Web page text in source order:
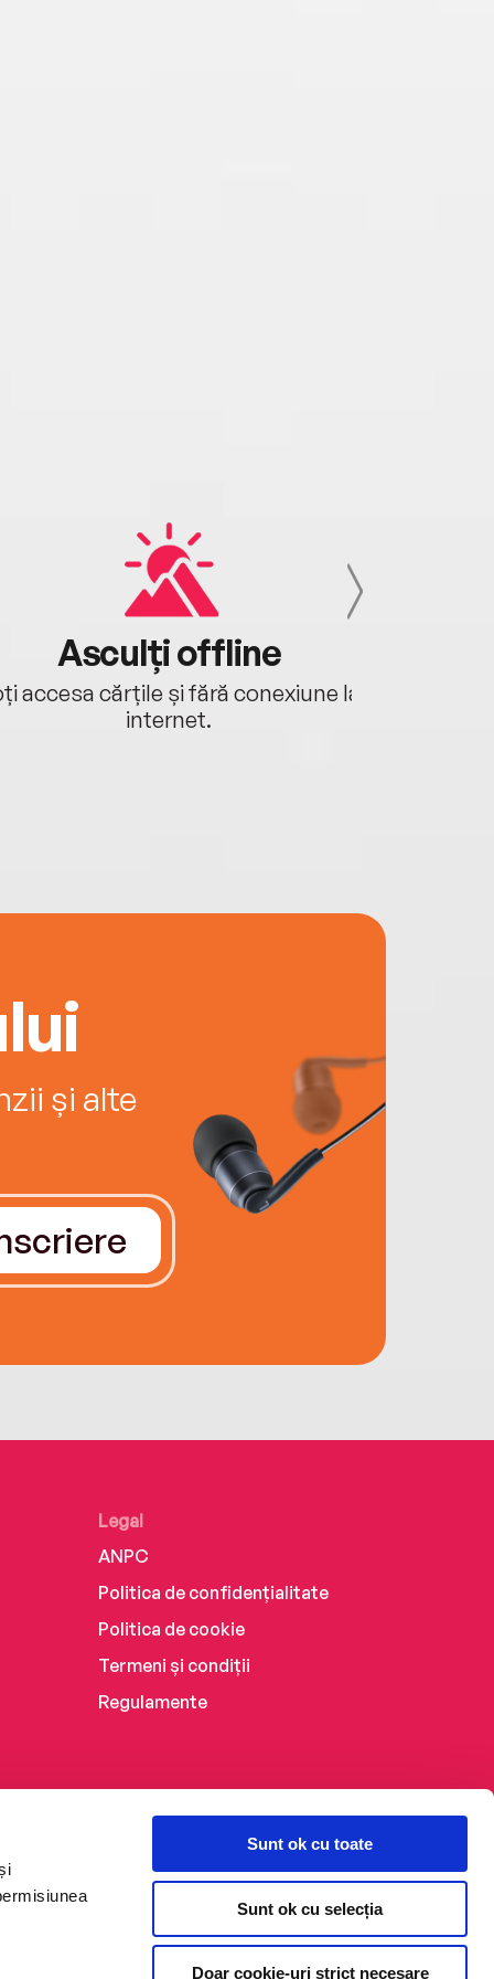
Sunt ok cu toate
Sunt ok cu selecția
Doar cookie-uri strict necesare
Asculți offline
accesa cărțile și fără conexiune la
internet.
și alte
Legal
ANPC
Politica de confidențialitate
Politica de cookie
Termeni și condiții
Regulamente